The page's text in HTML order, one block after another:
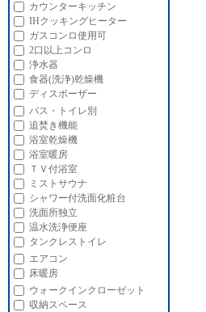
カウンターキッチン
IHクッキングヒーター
ガスコンロ使用可
2口以上コンロ
浄水器
食器(洗浄)乾燥機
ディスポーザー
バス・トイレ別
追焚き機能
浴室乾燥機
浴室暖房
ＴＶ付浴室
ミストサウナ
シャワー付洗面化粧台
洗面所独立
温水洗浄便座
タンクレストイレ
エアコン
床暖房
ウォークインクローゼット
収納スペース